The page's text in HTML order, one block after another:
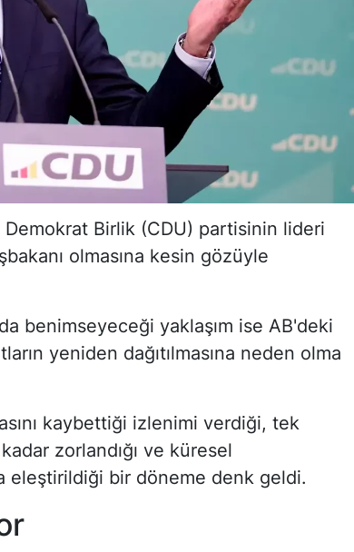
Birlik (CDU) partisinin lideri
olmasına kesin gözüyle
benimseyeceği yaklaşım ise AB'deki
yeniden dağıtılmasına neden olma
kaybettiği izlenimi verdiği, tek
zorlandığı ve küresel
eleştirildiği bir döneme denk geldi.